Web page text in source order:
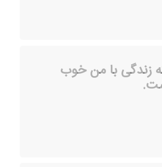
زندگی با من خوب